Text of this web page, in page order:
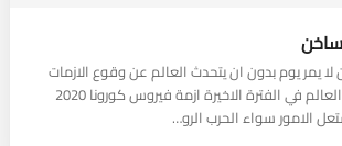
يمر يوم بدون ان يتحدث العالم عن وقوع الازمات
والمشاكل التي ضربت العالم في الفترة الاخيرة ازمة فيروس كورونا 2020
الامور سواء الحرب الرو…